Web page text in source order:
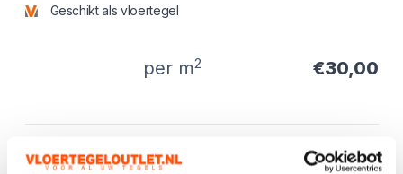
Geschikt als vloertegel
per m2 €30,00
Product informatie
Productbeschrijving